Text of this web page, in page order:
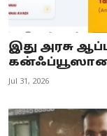
இது அரசு
கன்ஃப்யூஸான
Jul 31, 2026